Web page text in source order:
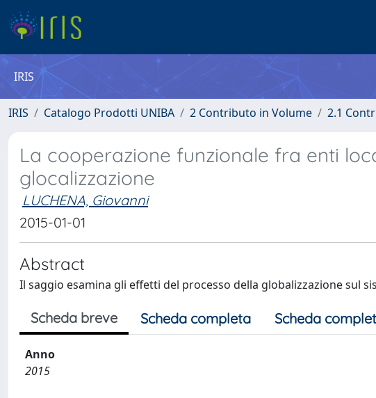
IRIS
IRIS Catalogo Prodotti UNIBA 2 Contributo in Volume 2.1
La cooperazione funzionale fra enti
glocalizzazione
LUCHENA, Giovanni
2015-01-01
Abstract
Il saggio esamina gli effetti del processo della globalizzazione sul
Scheda breve Scheda completa Scheda
Anno
2015